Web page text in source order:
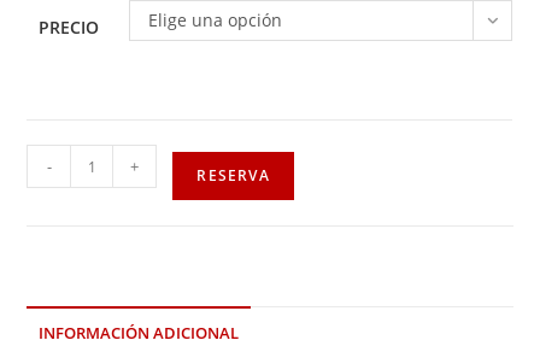
PRECIO Elige una opción
- + RESERVA
INFORMACIÓN ADICIONAL